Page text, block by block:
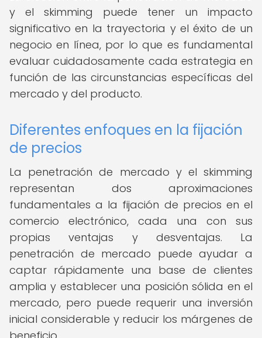
y el skimming puede tener un impacto
significativo en la trayectoria y el éxito de un
negocio en línea, por lo que es fundamental
evaluar cuidadosamente cada estrategia en
función de las circunstancias específicas del
mercado y del producto.
Diferentes enfoques en la fijación
de precios
La penetración de mercado y el skimming
representan dos aproximaciones
fundamentales a la fijación de precios en el
comercio electrónico, cada una con sus
propias ventajas y desventajas. La
penetración de mercado puede ayudar a
captar rápidamente una base de clientes
amplia y establecer una posición sólida en el
mercado, pero puede requerir una inversión
inicial considerable y reducir los márgenes de